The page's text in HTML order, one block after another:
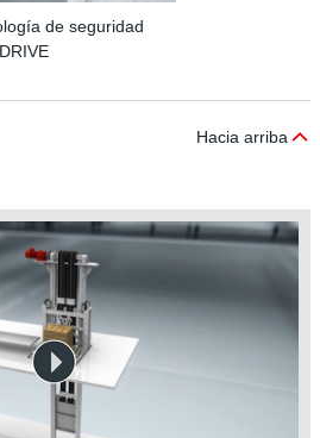
de seguridad
Hacia arriba